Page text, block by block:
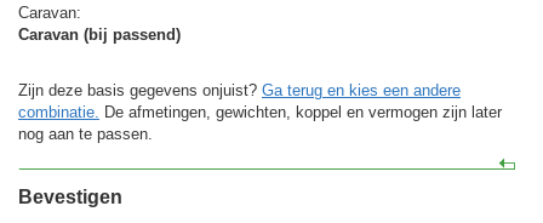
Caravan:
Caravan (bij passend)
Zijn deze basis gegevens onjuist? Ga terug en kies een andere
combinatie. De afmetingen, gewichten, koppel en vermogen zijn later
nog aan te passen.
Bevestigen